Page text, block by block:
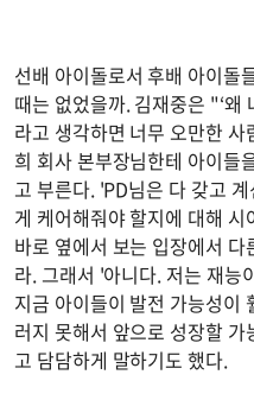
선배 아이돌로서 후배 아이돌
때는 없었을까. 김재중은 "‘왜
라고 생각하면 너무 오만한
희 회사 본부장님한테 아이들
고 부른다. 'PD님은 다 갖고
게 케어해줘야 할지에 대해
바로 옆에서 보는 입장에서
라. 그래서 '아니다. 저는 재능
지금 아이들이 발전 가능성이
러지 못해서 앞으로 성장할
고 담담하게 말하기도 했다.